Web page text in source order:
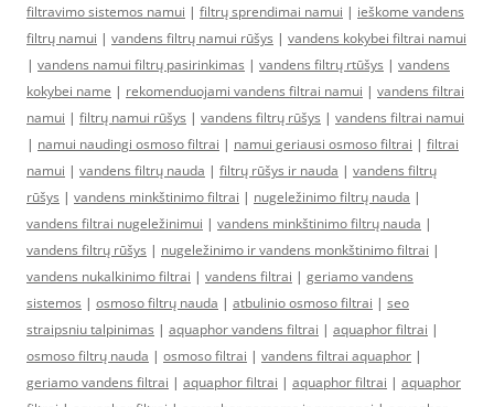
filtravimo sistemos namui | filtrų sprendimai namui | ieškome vandens
filtrų namui | vandens filtrų namui rūšys | vandens kokybei filtrai namui
| vandens namui filtrų pasirinkimas | vandens filtrų rtūšys | vandens
kokybei name | rekomenduojami vandens filtrai namui | vandens filtrai
namui | filtrų namui rūšys | vandens filtrų rūšys | vandens filtrai namui
| namui naudingi osmoso filtrai | namui geriausi osmoso filtrai | filtrai
namui | vandens filtrų nauda | filtrų rūšys ir nauda | vandens filtrų
rūšys | vandens minkštinimo filtrai | nugeležinimo filtrų nauda |
vandens filtrai nugeležinimui | vandens minkštinimo filtrų nauda |
vandens filtrų rūšys | nugeležinimo ir vandens monkštinimo filtrai |
vandens nukalkinimo filtrai | vandens filtrai | geriamo vandens
sistemos | osmoso filtrų nauda | atbulinio osmoso filtrai | seo
straipsniu talpinimas | aquaphor vandens filtrai | aquaphor filtrai |
osmoso filtrų nauda | osmoso filtrai | vandens filtrai aquaphor |
geriamo vandens filtrai | aquaphor filtrai | aquaphor filtrai | aquaphor